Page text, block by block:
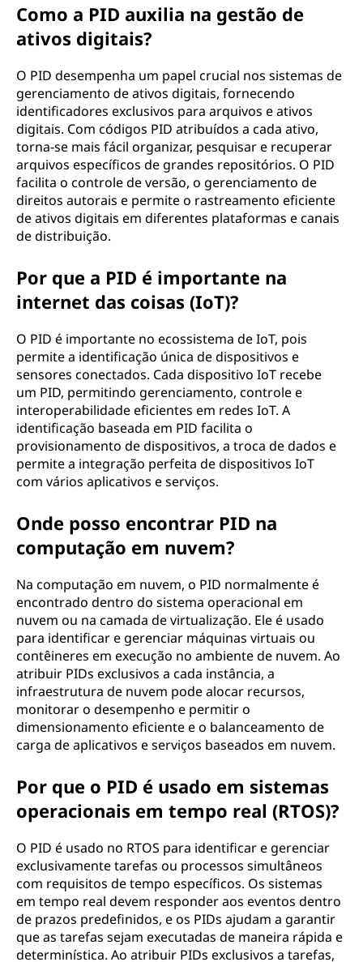
Como a PID auxilia na gestão de
ativos digitais?
O PID desempenha um papel crucial nos sistemas de
gerenciamento de ativos digitais, fornecendo
identificadores exclusivos para arquivos e ativos
digitais. Com códigos PID atribuídos a cada ativo,
torna-se mais fácil organizar, pesquisar e recuperar
arquivos específicos de grandes repositórios. O PID
facilita o controle de versão, o gerenciamento de
direitos autorais e permite o rastreamento eficiente
de ativos digitais em diferentes plataformas e canais
de distribuição.
Por que a PID é importante na
internet das coisas (IoT)?
O PID é importante no ecossistema de IoT, pois
permite a identificação única de dispositivos e
sensores conectados. Cada dispositivo IoT recebe
um PID, permitindo gerenciamento, controle e
interoperabilidade eficientes em redes IoT. A
identificação baseada em PID facilita o
provisionamento de dispositivos, a troca de dados e
permite a integração perfeita de dispositivos IoT
com vários aplicativos e serviços.
Onde posso encontrar PID na
computação em nuvem?
Na computação em nuvem, o PID normalmente é
encontrado dentro do sistema operacional em
nuvem ou na camada de virtualização. Ele é usado
para identificar e gerenciar máquinas virtuais ou
contêineres em execução no ambiente de nuvem. Ao
atribuir PIDs exclusivos a cada instância, a
infraestrutura de nuvem pode alocar recursos,
monitorar o desempenho e permitir o
dimensionamento eficiente e o balanceamento de
carga de aplicativos e serviços baseados em nuvem.
Por que o PID é usado em sistemas
operacionais em tempo real (RTOS)?
O PID é usado no RTOS para identificar e gerenciar
exclusivamente tarefas ou processos simultâneos
com requisitos de tempo específicos. Os sistemas
em tempo real devem responder aos eventos dentro
de prazos predefinidos, e os PIDs ajudam a garantir
que as tarefas sejam executadas de maneira rápida e
determinística. Ao atribuir PIDs exclusivos a tarefas,